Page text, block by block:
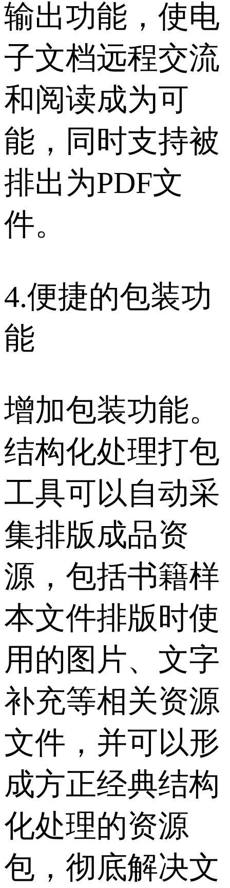
输出功能，使电
子文档远程交流
和阅读成为可
能，同时支持被
排出为PDF文
件。
4.便捷的包装功
能
增加包装功能。
结构化处理打包
工具可以自动采
集排版成品资
源，包括书籍样
本文件排版时使
用的图片、文字
补充等相关资源
文件，并可以形
成方正经典结构
化处理的资源
包，彻底解决文